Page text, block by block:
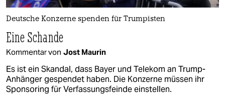
Deutsche Konzerne spenden für Trumpisten
Eine Schande
Kommentar von Jost Maurin
Es ist ein Skandal, dass Bayer und Telekom an Trump-
Anhänger gespendet haben. Die Konzerne müssen ihr
Sponsoring für Verfassungsfeinde einstellen.